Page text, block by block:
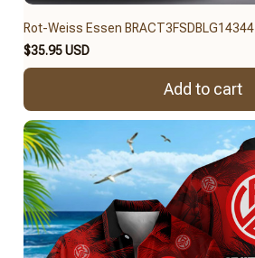
Rot-Weiss Essen BRACT3FSDBLG14344
$35.95 USD
Add to cart